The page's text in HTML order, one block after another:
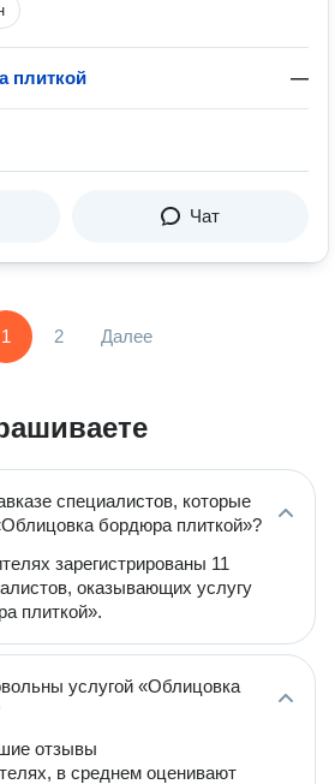
плиткой —
Чат
1 2 Далее
специалистов, которые
бордюра плиткой»?
зарегистрированы 11
оказывающих услугу
плиткой».
услугой «Облицовка
отзывы
в среднем оценивают